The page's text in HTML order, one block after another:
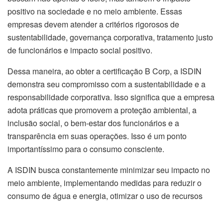
positivo na sociedade e no meio ambiente. Essas
empresas devem atender a critérios rigorosos de
sustentabilidade, governança corporativa, tratamento justo
de funcionários e impacto social positivo.
Dessa maneira, ao obter a certificação B Corp, a ISDIN
demonstra seu compromisso com a sustentabilidade e a
responsabilidade corporativa. Isso significa que a empresa
adota práticas que promovem a proteção ambiental, a
inclusão social, o bem-estar dos funcionários e a
transparência em suas operações. Isso é um ponto
importantíssimo para o consumo consciente.
A ISDIN busca constantemente minimizar seu impacto no
meio ambiente, implementando medidas para reduzir o
consumo de água e energia, otimizar o uso de recursos